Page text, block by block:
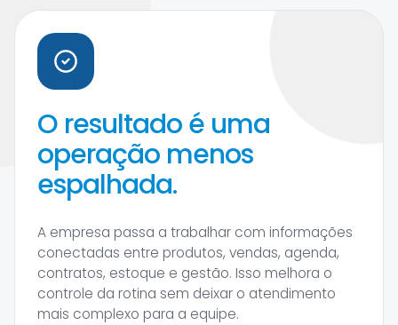
O resultado é uma
operação menos
espalhada.
A empresa passa a trabalhar com informações
conectadas entre produtos, vendas, agenda,
contratos, estoque e gestão. Isso melhora o
controle da rotina sem deixar o atendimento
mais complexo para a equipe.